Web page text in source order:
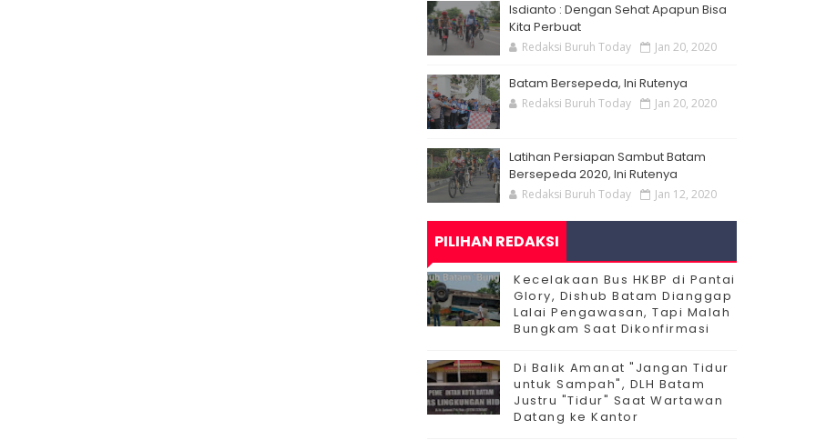
Isdianto : Dengan Sehat Apapun Bisa
Kita Perbuat
Redaksi Buruh Today Jan 20, 2020
Batam Bersepeda, Ini Rutenya
Redaksi Buruh Today Jan 20, 2020
Latihan Persiapan Sambut Batam
Bersepeda 2020, Ini Rutenya
Redaksi Buruh Today Jan 12, 2020
PILIHAN REDAKSI
Kecelakaan Bus HKBP di Pantai
Glory, Dishub Batam Dianggap
Lalai Pengawasan, Tapi Malah
Bungkam Saat Dikonfirmasi
Di Balik Amanat "Jangan Tidur
untuk Sampah", DLH Batam
Justru "Tidur" Saat Wartawan
Datang ke Kantor